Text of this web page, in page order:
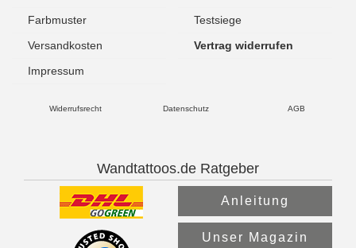
Farbmuster
Testsiege
Versandkosten
Vertrag widerrufen
Impressum
Widerrufsrecht Datenschutz AGB
Wandtattoos.de Ratgeber
Anleitung
Unser Magazin